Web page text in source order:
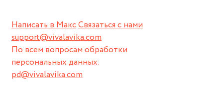
Написать в МаксСвязаться с нами
support@vivalavika.com
По всем вопросам обработки
персональных данных:
pd@vivalavika.com